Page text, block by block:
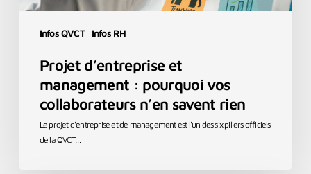
Infos QVCT Infos RH
Projet d’entreprise et
management : pourquoi vos
collaborateurs n’en savent rien
Le projet d'entreprise et de management est l'un des six piliers officiels
de la QVCT…